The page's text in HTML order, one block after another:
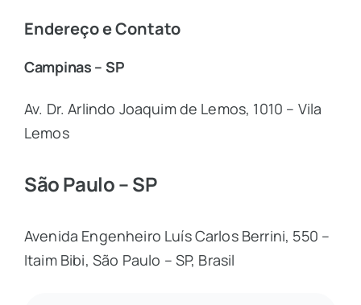
Endereço e Contato
Campinas – SP
Av. Dr. Arlindo Joaquim de Lemos, 1010 – Vila
Lemos
São Paulo – SP
Avenida Engenheiro Luís Carlos Berrini, 550 –
Itaim Bibi, São Paulo – SP, Brasil